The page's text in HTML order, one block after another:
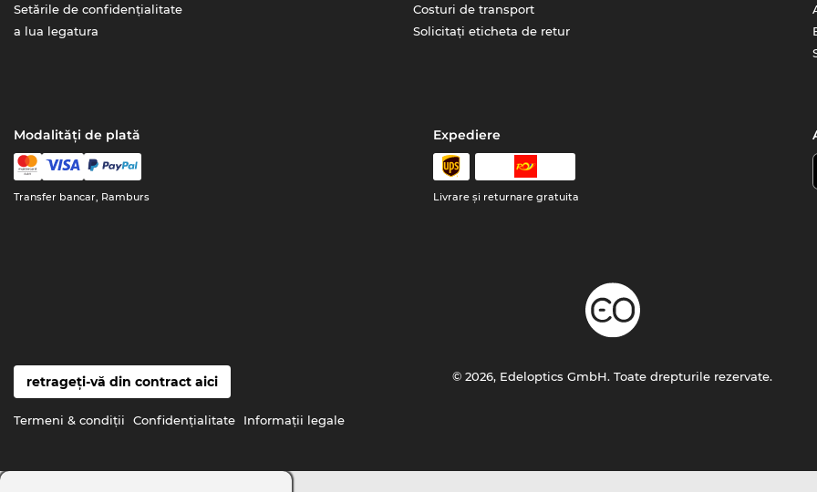
Setările de confidențialitate
a lua legatura
Costuri de transport
Solicitați eticheta de retur
Modalități de plată
Transfer bancar, Ramburs
Expediere
Livrare şi returnare gratuita
retrageți-vă din contract aici
Termeni & condiţii Confidenţialitate Informaţii legale
© 2026, Edeloptics GmbH. Toate drepturile rezervate.